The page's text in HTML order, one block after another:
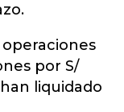
por S/
liquidado